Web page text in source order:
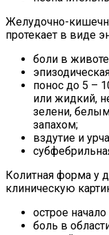
Желудочно-
протекает в виде
боли в
понос до 5 –
или жидкий,
зелени,
запахом;
вздутие и
Колитная форма у
клиническую
острое
боль в